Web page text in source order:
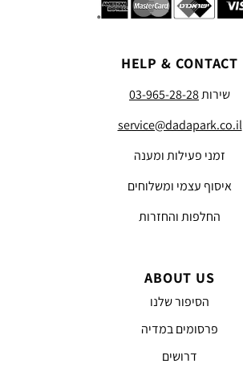
HELP & CONTACT
שירות03-965-28-28
service@dadapark.co.il
זמני פעילות ומענה
איסוף עצמי ומשלוחים
החלפות והחזרות
ABOUT US
הסיפור שלנו
פרסומים במדיה
דרושים